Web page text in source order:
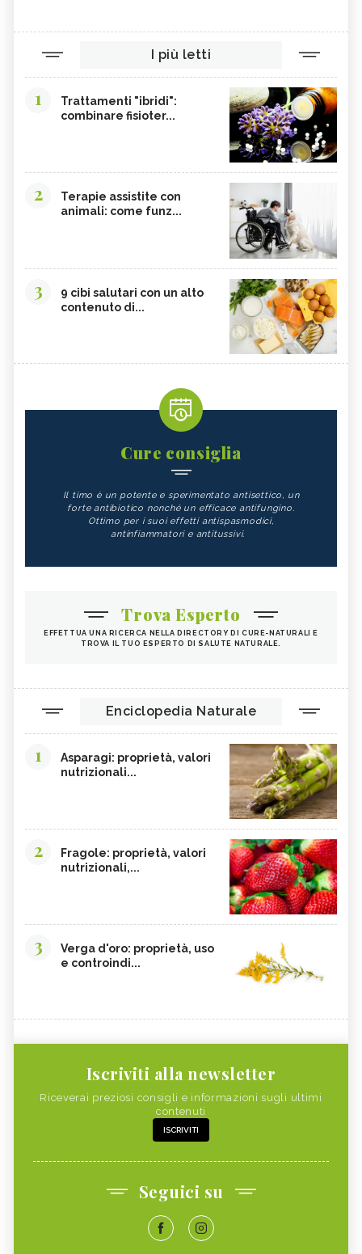
I più letti
1
Trattamenti "ibridi":
combinare fisioter...
2
Terapie assistite con
animali: come funz...
3
9 cibi salutari con un alto
contenuto di...
Cure consiglia
Il timo è un potente e sperimentato antisettico, un
forte antibiotico nonché un efficace antifungino.
Ottimo per i suoi effetti antispasmodici,
antinfiammatori e antitussivi.
Trova Esperto
EFFETTUA UNA RICERCA NELLA DIRECTORY DI CURE-NATURALI E
TROVA IL TUO ESPERTO DI SALUTE NATURALE.
Enciclopedia Naturale
1
Asparagi: proprietà, valori
nutrizionali...
2
Fragole: proprietà, valori
nutrizionali,...
3
Verga d'oro: proprietà, uso
e controindi...
Iscriviti alla newsletter
Riceverai preziosi consigli e informazioni sugli ultimi
contenuti
ISCRIVITI
Seguici su